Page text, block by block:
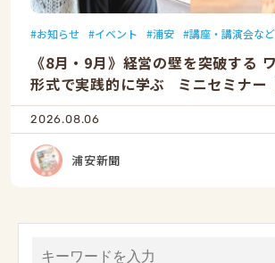
お知らせ イベント 浦安 講座・講演会など
《8月・9月》経営の壁を突破する
形式で実践的に学ぶ ミニセミナー
2026.08.06
浦安新聞